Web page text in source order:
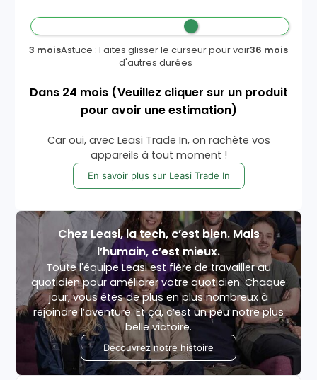
3 moisAstuce : Faites glisser le curseur pour voir
d'autres durées
36 mois
Dans 24 mois (Veuillez cliquer sur un produit
pour avoir une estimation)
Car oui, avec Leasi Trade In, on rachète vos
appareils à tout moment !
En savoir plus sur Leasi Trade In
Chez Leasi, la tech, c’est bien. Mais
l’humain, c’est mieux.
Toute l'équipe Leasi est fière de travailler au
quotidien pour améliorer votre quotidien. Chaque
jour, vous êtes de plus en plus nombreux à
rejoindre l’aventure. Et ça, c’est un peu notre plus
belle victoire.
Découvrez notre histoire